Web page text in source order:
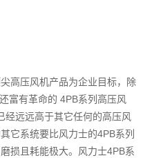
高压风机产品为企业目标，除
富有革命的 4PB系列高压风
经远远高于其它任何的高压风
它系统要比风力士的4PB系列
损且耗能极大。风力士4PB系